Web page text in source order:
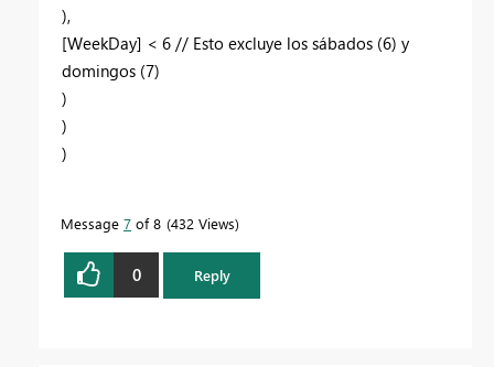
),
[WeekDay] < 6 // Esto excluye los sábados (6) y
domingos (7)
)
)
)
Message 7 of 8 432 Views
0 Reply